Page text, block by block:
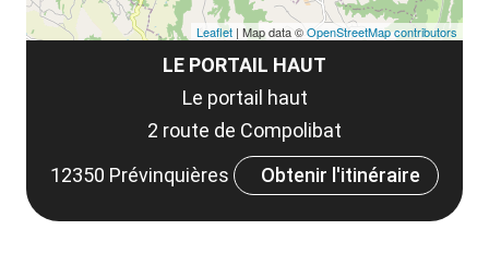
LE PORTAIL HAUT
Le portail haut
2 route de Compolibat
12350 Prévinquières
Obtenir l'itinéraire
Leaflet | Map data ©OpenStreetMap contributors